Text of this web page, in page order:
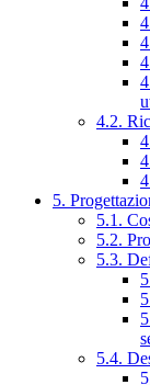
4.2.
5.
5.1.
5.2.
5.3.
5.4.